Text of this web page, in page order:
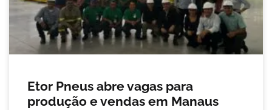
Etor Pneus abre vagas para
produção e vendas em Manaus